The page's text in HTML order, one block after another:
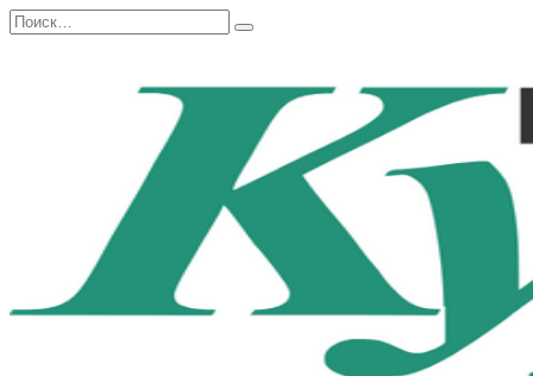
Перейти
к
Search
for: